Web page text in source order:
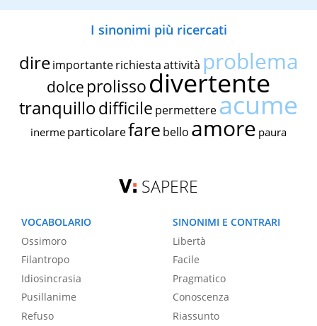
I sinonimi più ricercati
dire importante richiestaattività problema
dolce prolissodivertente
tranquillodifficile permettereacume
inerme particolarefare bello amore paura
SAPERE
VOCABOLARIO
Ossimoro
Filantropo
Idiosincrasia
Pusillanime
Refuso
SINONIMI E CONTRARI
Libertà
Facile
Pragmatico
Conoscenza
Riassunto